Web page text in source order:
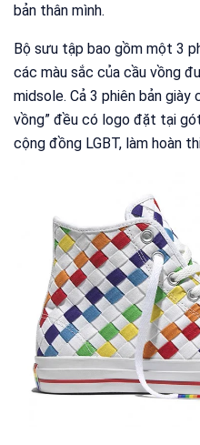
bản thân mình.
Bộ sưu tập bao gồm một 3
các màu sắc của cầu vồng
midsole. Cả 3 phiên bản giày
vồng” đều có logo đặt tại
cộng đồng LGBT, làm hoàn